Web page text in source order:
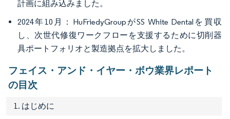
計画に組み込みました。
2024年10月：HuFriedyGroupがSS White Dentalを買収
し、次世代修復ワークフローを支援するために切削器
具ポートフォリオと製造拠点を拡大しました。
フェイス・アンド・イヤー・ボウ業界レポート
の目次
1. はじめに